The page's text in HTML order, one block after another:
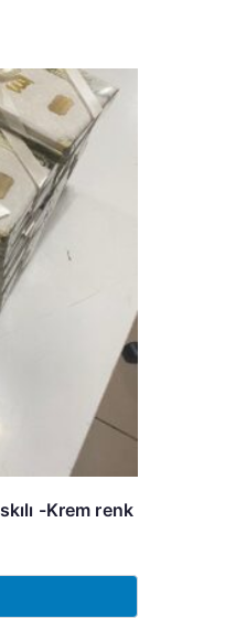
-Krem renk